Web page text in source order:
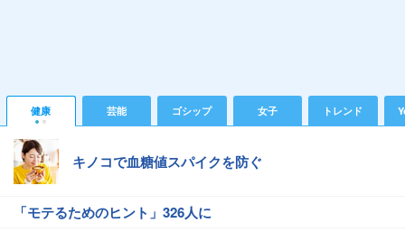
健康 芸能 ゴシップ 女子 トレンド
キノコで血糖値スパイクを防ぐ
「モテるためのヒント」326人に